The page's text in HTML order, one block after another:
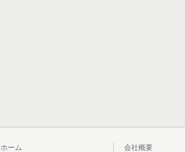
ホーム
会社概要